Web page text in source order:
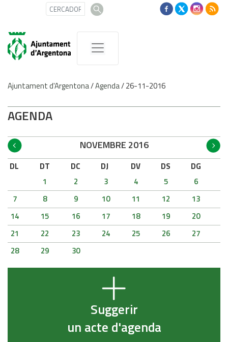
Ajuntament d'Argentona/Agenda/26-11-2016
AGENDA
NOVEMBRE 2016
DL DT DC DJ DV DS
DG
1
2 3 4 5
6
7
8 9 10 11 12
13
14
15 16 17 18 19
20
21
22 23 24 25 26
27
28
29 30
Suggerir
un acte d'agenda